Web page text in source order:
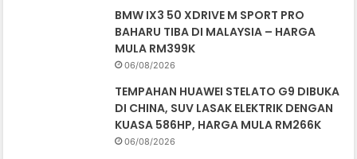
BMW IX3 50 XDRIVE M SPORT PRO
BAHARU TIBA DI MALAYSIA – HARGA
MULA RM399K
06/08/2026
TEMPAHAN HUAWEI STELATO G9 DIBUKA
DI CHINA, SUV LASAK ELEKTRIK DENGAN
KUASA 586HP, HARGA MULA RM266K
06/08/2026